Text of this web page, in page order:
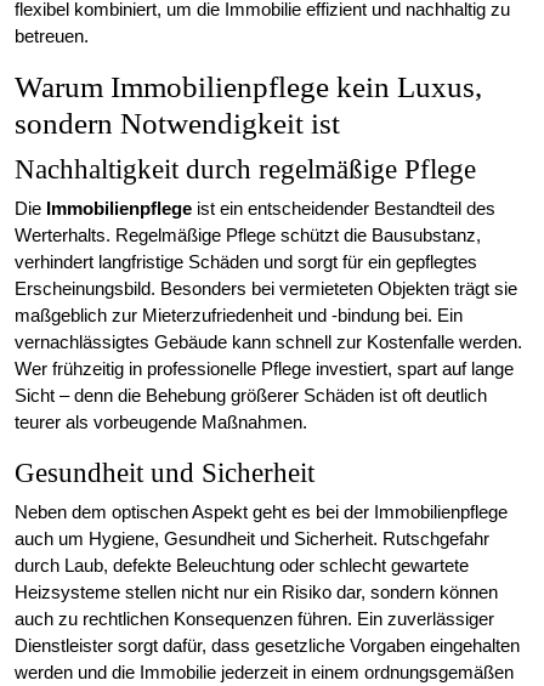
flexibel kombiniert, um die Immobilie effizient und nachhaltig zu
betreuen.
Warum Immobilienpflege kein Luxus,
sondern Notwendigkeit ist
Nachhaltigkeit durch regelmäßige Pflege
Die Immobilienpflege ist ein entscheidender Bestandteil des
Werterhalts. Regelmäßige Pflege schützt die Bausubstanz,
verhindert langfristige Schäden und sorgt für ein gepflegtes
Erscheinungsbild. Besonders bei vermieteten Objekten trägt sie
maßgeblich zur Mieterzufriedenheit und -bindung bei. Ein
vernachlässigtes Gebäude kann schnell zur Kostenfalle werden.
Wer frühzeitig in professionelle Pflege investiert, spart auf lange
Sicht – denn die Behebung größerer Schäden ist oft deutlich
teurer als vorbeugende Maßnahmen.
Gesundheit und Sicherheit
Neben dem optischen Aspekt geht es bei der Immobilienpflege
auch um Hygiene, Gesundheit und Sicherheit. Rutschgefahr
durch Laub, defekte Beleuchtung oder schlecht gewartete
Heizsysteme stellen nicht nur ein Risiko dar, sondern können
auch zu rechtlichen Konsequenzen führen. Ein zuverlässiger
Dienstleister sorgt dafür, dass gesetzliche Vorgaben eingehalten
werden und die Immobilie jederzeit in einem ordnungsgemäßen